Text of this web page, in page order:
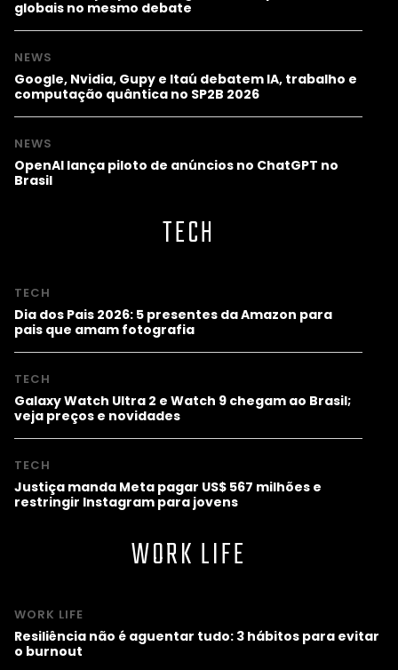
globais no mesmo debate
NEWS
Google, Nvidia, Gupy e Itaú debatem IA, trabalho e
computação quântica no SP2B 2026
NEWS
OpenAI lança piloto de anúncios no ChatGPT no
Brasil
TECH
TECH
Dia dos Pais 2026: 5 presentes da Amazon para
pais que amam fotografia
TECH
Galaxy Watch Ultra 2 e Watch 9 chegam ao Brasil;
veja preços e novidades
TECH
Justiça manda Meta pagar US$ 567 milhões e
restringir Instagram para jovens
WORK LIFE
WORK LIFE
Resiliência não é aguentar tudo: 3 hábitos para evitar
o burnout